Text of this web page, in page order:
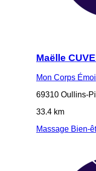
Maëlle
Mon Corps Émoi
69310 Oullins-
33.4 km
Massage Bien-